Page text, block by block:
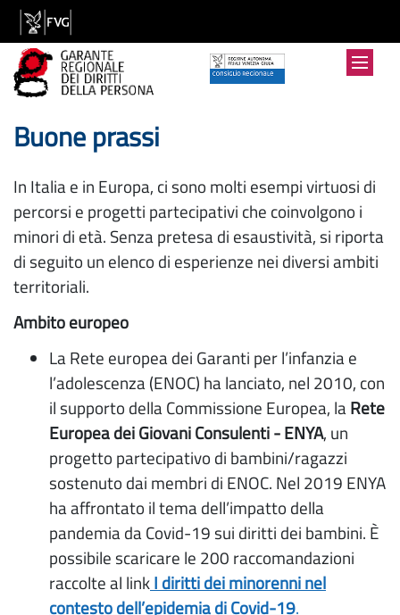
Buone prassi
In Italia e in Europa, ci sono molti esempi virtuosi di
percorsi e progetti partecipativi che coinvolgono i
minori di età. Senza pretesa di esaustività, si riporta
di seguito un elenco di esperienze nei diversi ambiti
territoriali.
Ambito europeo
La Rete europea dei Garanti per l’infanzia e
l’adolescenza (ENOC) ha lanciato, nel 2010, con
il supporto della Commissione Europea, laRete
Europea dei Giovani Consulenti - ENYA, un
progetto partecipativo di bambini/ragazzi
sostenuto dai membri di ENOC. Nel 2019 ENYA
ha affrontato il tema dell’impatto della
pandemia da Covid-19 sui diritti dei bambini. È
possibile scaricare le 200 raccomandazioni
raccolte al linkI diritti dei minorenni nel
contesto dell’epidemia di Covid-19.